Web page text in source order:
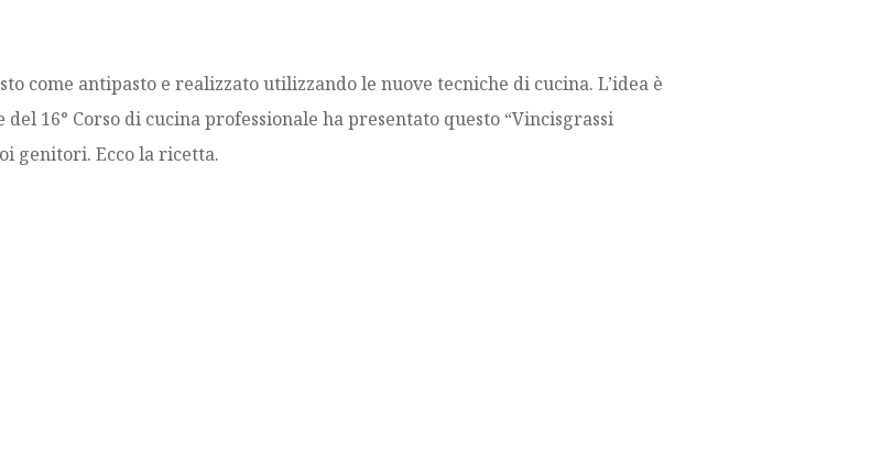
come antipasto e realizzato utilizzando le nuove tecniche di cucina. L’idea è
del 16° Corso di cucina professionale ha presentato questo “Vincisgrassi
genitori. Ecco la ricetta.